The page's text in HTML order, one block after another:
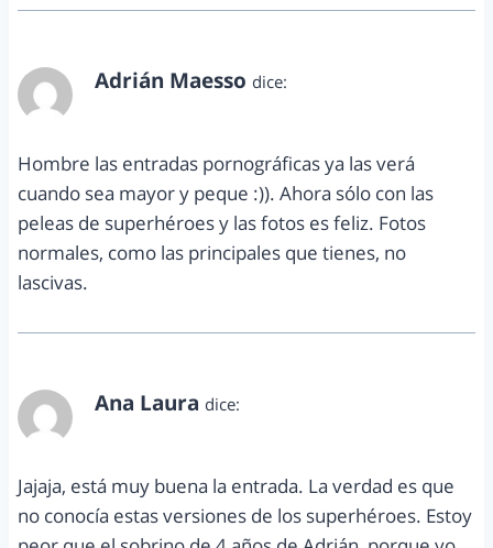
Adrián Maesso dice:
Hombre las entradas pornográficas ya las verá
cuando sea mayor y peque :)). Ahora sólo con las
peleas de superhéroes y las fotos es feliz. Fotos
normales, como las principales que tienes, no
lascivas.
Ana Laura dice:
Jajaja, está muy buena la entrada. La verdad es que
no conocía estas versiones de los superhéroes. Estoy